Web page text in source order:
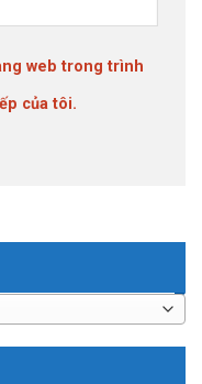
web trong trình
của tôi.